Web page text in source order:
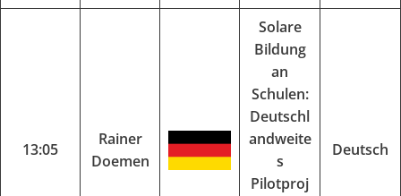
13:05
Rainer
Doemen
Solare
Bildung
an
Schulen:
Deutschl
andweite
s
Pilotproj
Deutsch